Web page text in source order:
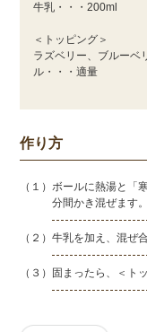
牛乳・・・200ml
＜トッピング＞
ラズベリー、ブルーベ
ル・・・適量
作り方
（１）ボールに熱湯と「
分間かき混ぜます。
（２）牛乳を加え、混ぜ
（３）固まったら、＜ト